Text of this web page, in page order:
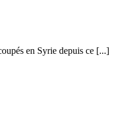
en Syrie depuis ce [...]